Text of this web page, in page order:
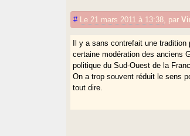
# Le 21 mars 2011 à 13:38 par
Il y a sans contrefait une tradition
certaine modération des anciens
politique du Sud-Ouest de la
On a trop souvent réduit le sens
tout dire.